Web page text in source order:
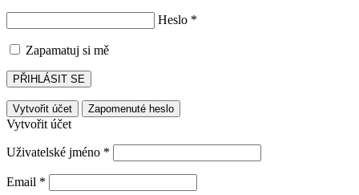
Heslo *
Zapamatuj si mě
PŘIHLÁSIT SE
Vytvořit účet Zapomenuté heslo
Vytvořit účet
Uživatelské jméno *
Email *